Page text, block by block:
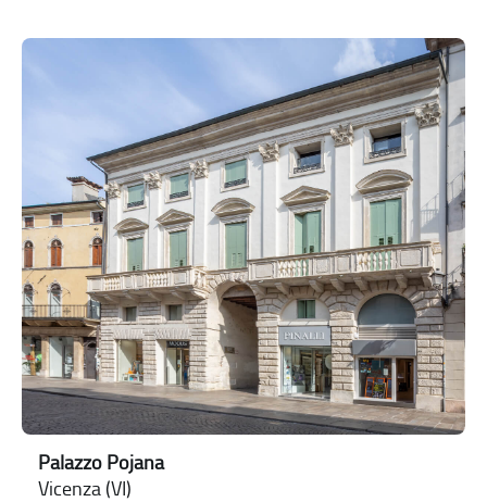
Palazzo Pojana
Vicenza (VI)